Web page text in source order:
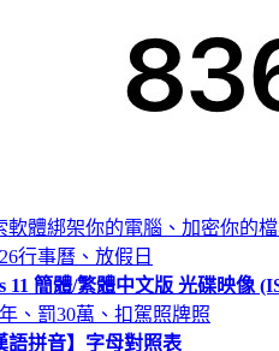
軟體綁架你的電腦、加密你的
行事曆、放假日
11 簡體/繁體中文版 光碟映像
、罰30萬、扣駕照牌照
語拼音】字母對照表